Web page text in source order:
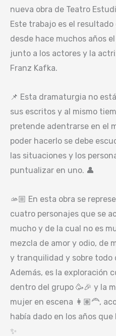
nueva obra de Teatro
Este trabajo es el
desde hace muchos años
junto a los actores y la
Franz Kafka.
📌 Esta dramaturgia no
sus escritos y al mismo
pretende adentrarse en el
poder hacerlo se debe
las situaciones y los
puntualizar en uno. 👤
🫴🏼 En esta obra se
cuatro personajes que se
mucho y de la cual no es
mezcla de amor y odio, de
y tranquilidad y sobre todo
Además, es la exploración
dentro del grupo 🥳🎉 y la
mujer en escena 👩🏽‍🦰,
había dado en los años
✨